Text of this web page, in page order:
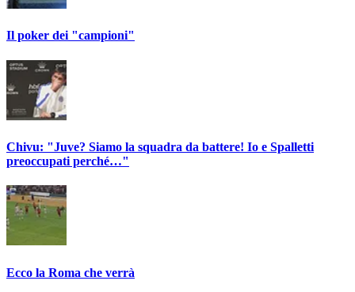
Il poker dei "campioni"
Chivu: "Juve? Siamo la squadra da battere! Io e Spalletti
preoccupati perché…"
Ecco la Roma che verrà